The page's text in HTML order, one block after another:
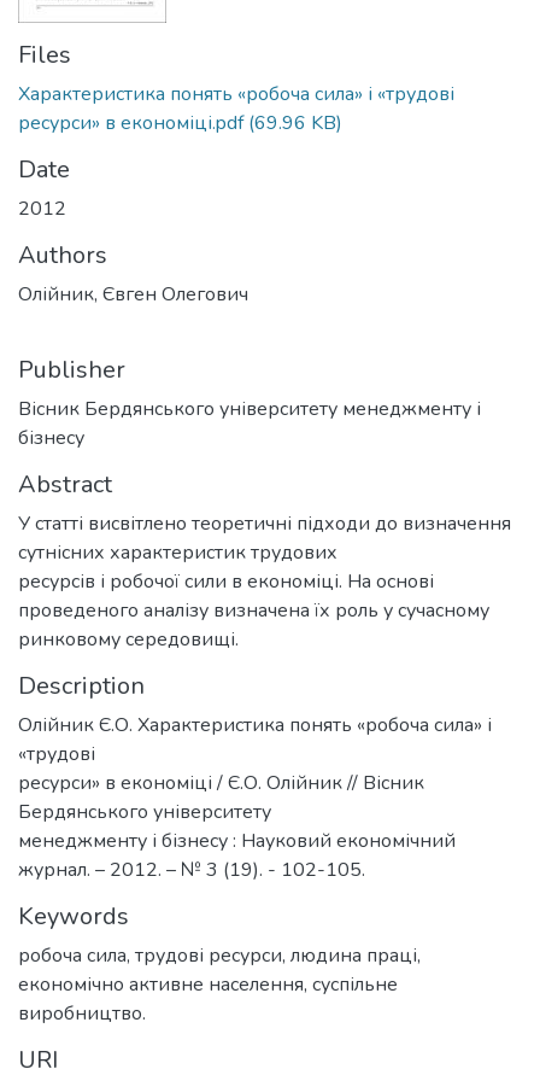
Files
Характеристика понять «робоча сила» і «трудові
ресурси» в економіці.pdf(69.96 KB)
Date
2012
Authors
Олійник, Євген Олегович
Publisher
Вісник Бердянського університету менеджменту і
бізнесу
Abstract
У статті висвітлено теоретичні підходи до визначення
сутнісних характеристик трудових
ресурсів і робочої сили в економіці. На основі
проведеного аналізу визначена їх роль у сучасному
ринковому середовищі.
Description
Олійник Є.О. Характеристика понять «робоча сила» і
«трудові
ресурси» в економіці / Є.О. Олійник // Вісник
Бердянського університету
менеджменту і бізнесу : Науковий економічний
журнал. – 2012. – № 3 (19). - 102-105.
Keywords
робоча сила, трудові ресурси, людина праці,
економічно активне населення, суспільне
виробництво.
URI